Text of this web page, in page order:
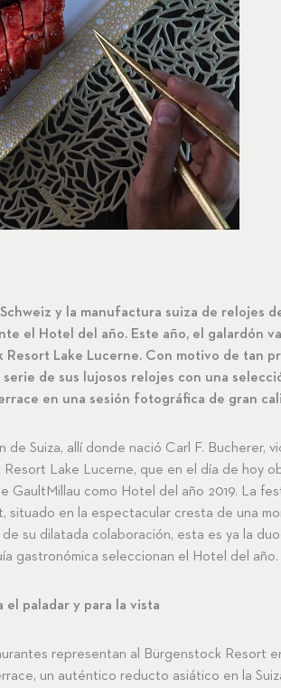
y la manufactura suiza de relojes
el Hotel del año. Este año, el galardón
Resort Lake Lucerne. Con motivo de tan
de sus lujosos relojes con una
en una sesión fotográfica de gran
de Suiza, allí donde nació Carl F. Bucherer,
Resort Lake Lucerne, que en el día de hoy
GaultMillau como Hotel del año 2019. La
situado en la espectacular cresta de una
de su dilatada colaboración, esta es ya la
gastronómica seleccionan el Hotel del año.
el paladar y para la vista
representan al Bürgenstock Resort
un auténtico reducto asiático en la